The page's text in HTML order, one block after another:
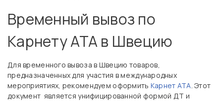
Временный вывоз по
Карнету АТА в Швецию
Для временного вывоза в Швецию товаров,
предназначенных для участия в международных
мероприятиях, рекомендуем оформить Карнет АТА. Этот
документ является унифицированной формой ДТ и